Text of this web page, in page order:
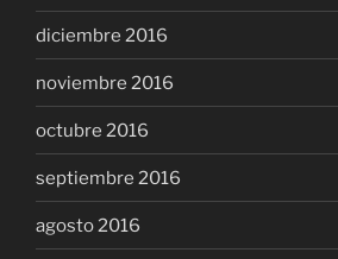
diciembre 2016
noviembre 2016
octubre 2016
septiembre 2016
agosto 2016